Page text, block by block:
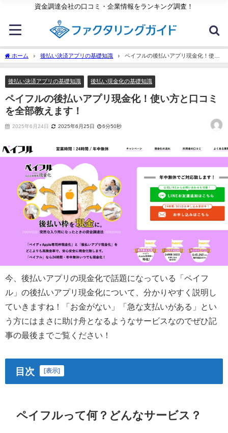
資金調達会社の口コミ・企業情報をランキング調査！
ホーム 後払い決済アプリの基礎知識
ペイフルの後払いアプリ現金化！使い
方と口コミを全部教えます！
後払い決済アプリの基礎知識 後払い現金化の基礎知識
ペイフルの後払いアプリ現金化！使い方と口コミ
を全部教えます！
2025年6月24日 2025年6月25日 6分50秒
今、後払いアプリの現金化で話題になっている「ペイフ
ル」の後払いアプリ現金化について、分かりやすく説明し
ていきますね！「お金がない」「急な支払いがある」とい
う方にはまさに助け舟となるようなサービスなのでぜひ記
事の最後までご覧ください！
目次 [表示]
ペイフルって何？どんなサービス？